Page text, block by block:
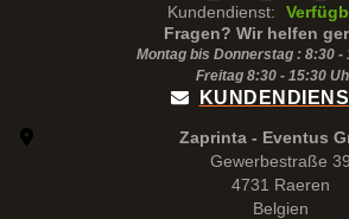
Kundendienst:
Fragen? Wir helfen
Montag bis Donnerstag : 8:30 -
Freitag 8:30 - 15:30
Zaprinta - Eventus
Gewerbestraße 39
4731 Raeren
Belgien